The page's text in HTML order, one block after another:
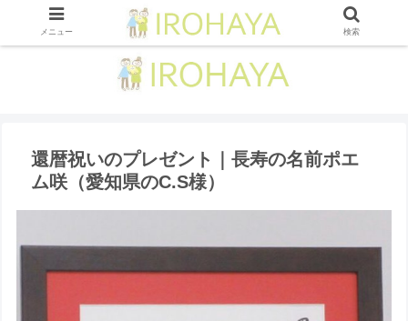
還暦祝いのプレゼント｜長寿の名前ポエ
ム咲（愛知県のC.S様）
メニュー 検索